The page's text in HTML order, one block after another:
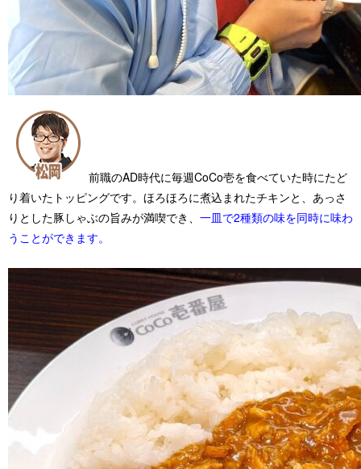
前職のAD時代に毎週CoCo壱を食べていた時にたど
り着いたトッピングです。 ほろほろに煮込まれたチキンと、あっさ
りとした豚しゃぶの旨みが満喫でき、 一皿で2種類の味を同時に味わ
うことができます。